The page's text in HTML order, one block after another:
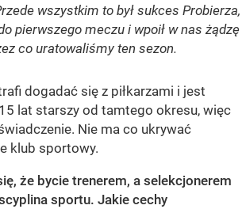
wszystkim to był sukces Probierza,
pierwszego meczu i wpoił w nas żądzę
co uratowaliśmy ten sezon.
dogadać się z piłkarzami i jest
lat starszy od tamtego okresu, więc
Nie ma co ukrywać
klub sportowy.
że bycie trenerem, a selekcjonerem
sportu. Jakie cechy